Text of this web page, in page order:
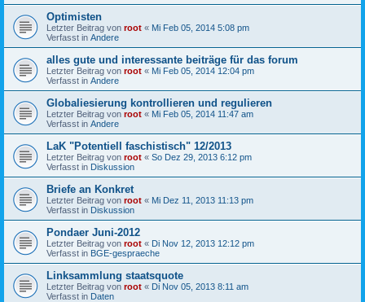
Optimisten
Letzter Beitrag von root « Mi Feb 05, 2014 5:08 pm
Verfasst in Andere
alles gute und interessante beiträge für das forum
Letzter Beitrag von root « Mi Feb 05, 2014 12:04 pm
Verfasst in Andere
Globaliesierung kontrollieren und regulieren
Letzter Beitrag von root « Mi Feb 05, 2014 11:47 am
Verfasst in Andere
LaK "Potentiell faschistisch" 12/2013
Letzter Beitrag von root « So Dez 29, 2013 6:12 pm
Verfasst in Diskussion
Briefe an Konkret
Letzter Beitrag von root « Mi Dez 11, 2013 11:13 pm
Verfasst in Diskussion
Pondaer Juni-2012
Letzter Beitrag von root « Di Nov 12, 2013 12:12 pm
Verfasst in BGE-gespraeche
Linksammlung staatsquote
Letzter Beitrag von root « Di Nov 05, 2013 8:11 am
Verfasst in Daten